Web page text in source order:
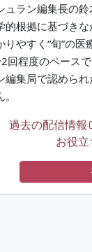
ュラン編集長の鈴
的根拠に基づきな
りやすく“旬”の
回程度のペース
編集局で認めら
過去の配信情報
お役